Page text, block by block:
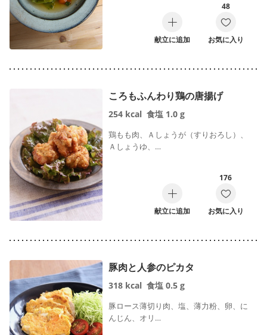
献立に追加
48
お気に入り
ころもふんわり鶏の唐揚げ
254 kcal 食塩 1.0 g
鶏もも肉、Ａしょうが（すりおろし）、
Ａしょうゆ、…
献立に追加
176
お気に入り
豚肉と人参のピカタ
318 kcal 食塩 0.5 g
豚ロース薄切り肉、塩、薄力粉、卵、に
んじん、オリ…